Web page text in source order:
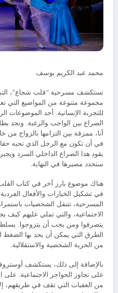
محمد عبد الكريم يوسف
تستكشف مسرحية “قلب شجاع”،
مجموعة متنوعة من المواضيع التي
للتجربة الإنسانية. أحد الموضوعات
الصراع بين الواجب والرغبة. ونجد
آنا، ممزقة بين التزامها بالزواج من
في أن تكون مع الرجل الذي تحبه
يقود هذا الصراع الداخلي السرد
ستحدد مصيرها في النهاية.
هناك موضوع بارز آخر في كتاب
في تشكيل الخيارات والأفعال
المسرحية، تتنقل الشخصيات
الاجتماعية، والتي تملي عليهم كيف
يتصرفوا ومن يجب أن يتزوجوا.
الطرق التي يمكن أن يحد بها الضغط
من الحرية الشخصية والاستقلالية.
بالإضافة إلى ذلك، يستكشف
على تجاوز الحواجز الاجتماعية. على
من العقبات التي تقف في طريقهم، إلا